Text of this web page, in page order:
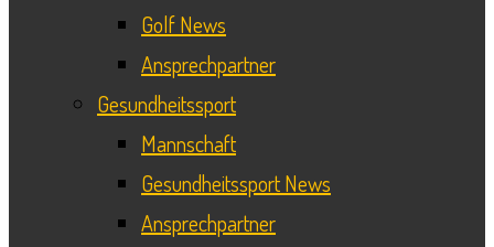
Golf News
Ansprechpartner
Gesundheitssport
Mannschaft
Gesundheitssport News
Ansprechpartner